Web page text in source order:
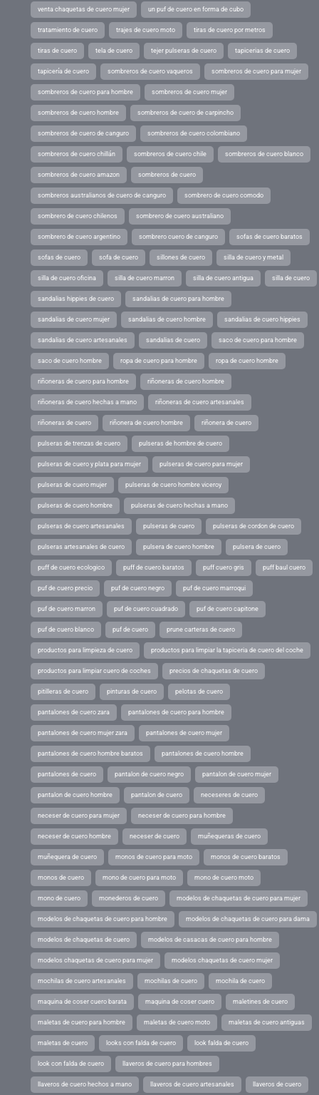
venta chaquetas de cuero mujer un puf de cuero en forma de cubo
tratamiento de cuero trajes de cuero moto tiras de cuero por metros
tiras de cuero tela de cuero tejer pulseras de cuero tapicerias de cuero
tapicería de cuero sombreros de cuero vaqueros sombreros de cuero para mujer
sombreros de cuero para hombre sombreros de cuero mujer
sombreros de cuero hombre sombreros de cuero de carpincho
sombreros de cuero de canguro sombreros de cuero colombiano
sombreros de cuero chillán sombreros de cuero chile sombreros de cuero blanco
sombreros de cuero amazon sombreros de cuero
sombreros australianos de cuero de canguro sombrero de cuero comodo
sombrero de cuero chilenos sombrero de cuero australiano
sombrero de cuero argentino sombrero cuero de canguro sofas de cuero baratos
sofas de cuero sofa de cuero sillones de cuero silla de cuero y metal
silla de cuero oficina silla de cuero marron silla de cuero antigua silla de cuero
sandalias hippies de cuero sandalias de cuero para hombre
sandalias de cuero mujer sandalias de cuero hombre sandalias de cuero hippies
sandalias de cuero artesanales sandalias de cuero saco de cuero para hombre
saco de cuero hombre ropa de cuero para hombre ropa de cuero hombre
riñoneras de cuero para hombre riñoneras de cuero hombre
riñoneras de cuero hechas a mano riñoneras de cuero artesanales
riñoneras de cuero riñonera de cuero hombre riñonera de cuero
pulseras de trenzas de cuero pulseras de hombre de cuero
pulseras de cuero y plata para mujer pulseras de cuero para mujer
pulseras de cuero mujer pulseras de cuero hombre viceroy
pulseras de cuero hombre pulseras de cuero hechas a mano
pulseras de cuero artesanales pulseras de cuero pulseras de cordon de cuero
pulseras artesanales de cuero pulsera de cuero hombre pulsera de cuero
puff de cuero ecologico puff de cuero baratos puff cuero gris puff baul cuero
puf de cuero precio puf de cuero negro puf de cuero marroqui
puf de cuero marron puf de cuero cuadrado puf de cuero capitone
puf de cuero blanco puf de cuero prune carteras de cuero
productos para limpieza de cuero productos para limpiar la tapiceria de cuero del coche
productos para limpiar cuero de coches precios de chaquetas de cuero
pitilleras de cuero pinturas de cuero pelotas de cuero
pantalones de cuero zara pantalones de cuero para hombre
pantalones de cuero mujer zara pantalones de cuero mujer
pantalones de cuero hombre baratos pantalones de cuero hombre
pantalones de cuero pantalon de cuero negro pantalon de cuero mujer
pantalon de cuero hombre pantalon de cuero neceseres de cuero
neceser de cuero para mujer neceser de cuero para hombre
neceser de cuero hombre neceser de cuero muñequeras de cuero
muñequera de cuero monos de cuero para moto monos de cuero baratos
monos de cuero mono de cuero para moto mono de cuero moto
mono de cuero monederos de cuero modelos de chaquetas de cuero para mujer
modelos de chaquetas de cuero para hombre modelos de chaquetas de cuero para dama
modelos de chaquetas de cuero modelos de casacas de cuero para hombre
modelos chaquetas de cuero para mujer modelos chaquetas de cuero mujer
mochilas de cuero artesanales mochilas de cuero mochila de cuero
maquina de coser cuero barata maquina de coser cuero maletines de cuero
maletas de cuero para hombre maletas de cuero moto maletas de cuero antiguas
maletas de cuero looks con falda de cuero look falda de cuero
look con falda de cuero llaveros de cuero para hombres
llaveros de cuero hechos a mano llaveros de cuero artesanales llaveros de cuero